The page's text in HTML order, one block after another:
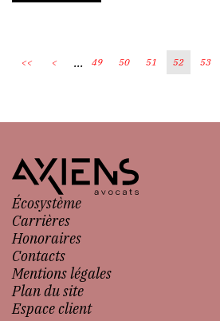
<< < ... 49 50 51 52 53
Écosystème
Carrières
Honoraires
Contacts
Mentions légales
Plan du site
Espace client